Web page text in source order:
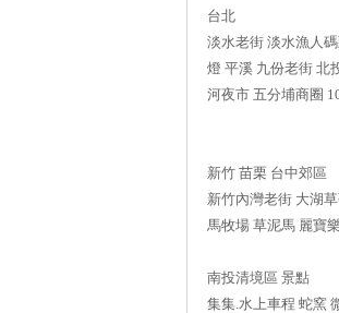
台北
淡水老街 淡水漁人
燈 平溪 九份老街 北
河夜市 五分埔商圈
新竹 苗栗 台中郊區
新竹內灣老街 大湖
馬牧場 草泥馬 麗寶
南投清境區 景點
集集.水上車程 蛇窯